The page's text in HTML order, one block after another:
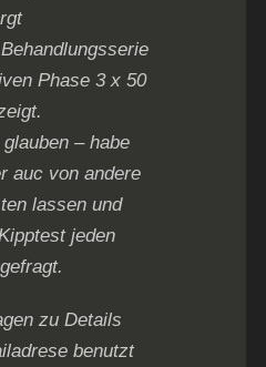
Phase 3 x 50
– habe
auc von andere
lassen und
jeden
zu Details
benutzt